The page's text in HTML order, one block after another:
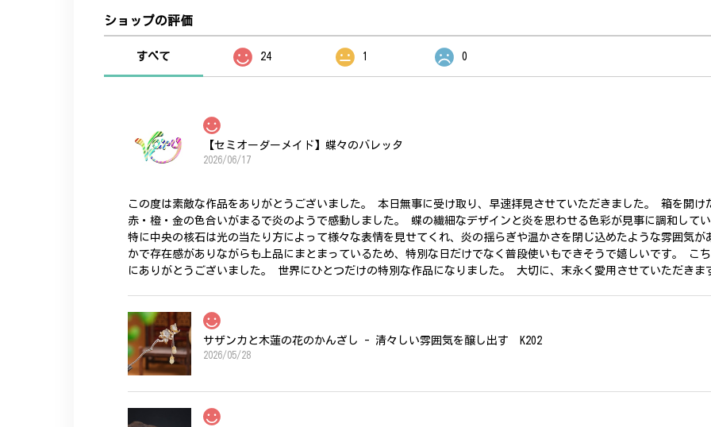
ショップの評価
すべて 24 1 0
【セミオーダーメイド】蝶々のバレッタ
2026/06/17
この度は素敵な作品をありがとうございました。 本日無事に受け取り、早速拝見させていただきました。 箱を開け
赤・橙・金の色合いがまるで炎のようで感動しました。 蝶の繊細なデザインと炎を思わせる色彩が見事に調和して
特に中央の核石は光の当たり方によって様々な表情を見せてくれ、炎の揺らぎや温かさを閉じ込めたような雰囲気
かで存在感がありながらも上品にまとまっているため、特別な日だけでなく普段使いもできそうで嬉しいです。 こ
にありがとうございました。 世界にひとつだけの特別な作品になりました。 大切に、末永く愛用させていただきま
サザンカと木蓮の花のかんざし - 清々しい雰囲気を醸し出す K202
2026/05/28